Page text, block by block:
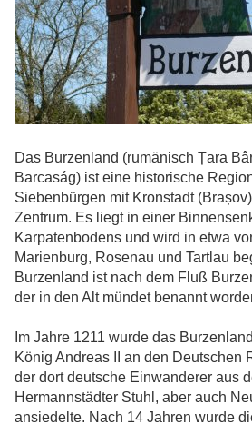
Das Burzenland (rumänisch Țara
Barcaság) ist eine historische
Siebenbürgen mit Kronstadt
Zentrum. Es liegt in einer
Karpatenbodens und wird in etwa
Marienburg, Rosenau und Tartlau
Burzenland ist nach dem Fluß
der in den Alt mündet benannt
Im Jahre 1211 wurde das
König Andreas II an den Deutschen
der dort deutsche Einwanderer aus
Hermannstädter Stuhl, aber auch
ansiedelte. Nach 14 Jahren wurde